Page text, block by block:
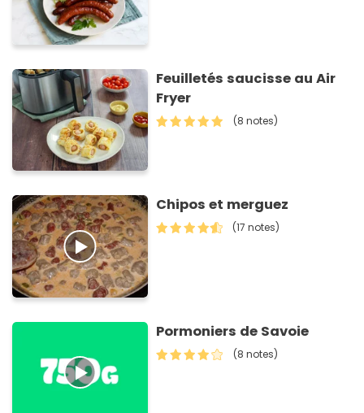
Feuilletés saucisse au Air
Fryer
(8 notes)
Chipos et merguez
(17 notes)
Pormoniers de Savoie
(8 notes)